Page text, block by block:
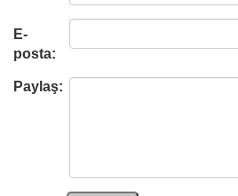
E-
posta:
Paylaş: